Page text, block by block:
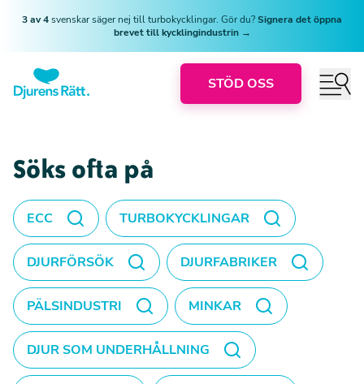
3 av 4svenskar säger nej till turbokycklingar. Gör du?Signera det öppna
brevet till kycklingindustrin →
STÖD OSS
Söks ofta på
ECC TURBOKYCKLINGAR
DJURFÖRSÖK DJURFABRIKER
PÄLSINDUSTRI MINKAR
DJUR SOM UNDERHÅLLNING